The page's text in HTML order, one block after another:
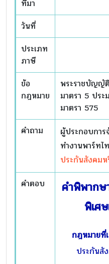
ที่มา
วันที่
ประเภท
ภาษี
ข้อ
กฎหมาย
พระราชบัญญั
มาตรา 5 ปร
มาตรา 575
คำถาม
ผู้ประกอบการ
ทำงานพาร์ทไ
ประกันสังคมห
คำตอบ
คำพิพาก
พิเศ
กฎหมายที่
ประกันสั